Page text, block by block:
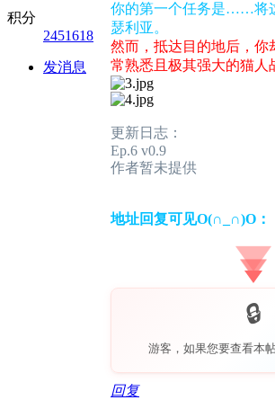
积分
2451618
发消息
你的第一个任务是……将
瑟利亚。
然而，抵达目的地后，你
常熟悉且极其强大的猫人
更新日志：
Ep.6 v0.9
作者暂未提供
地址回复可见O(∩_∩)O：
游客，如果您要查看本
回复